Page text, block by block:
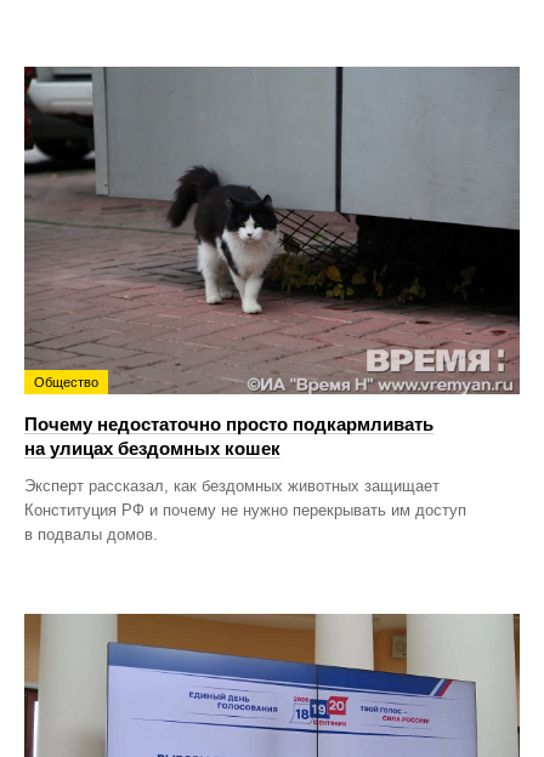
Общество
Почему недостаточно просто подкармливать
на улицах бездомных кошек
Эксперт рассказал, как бездомных животных защищает
Конституция РФ и почему не нужно перекрывать им доступ
в подвалы домов.